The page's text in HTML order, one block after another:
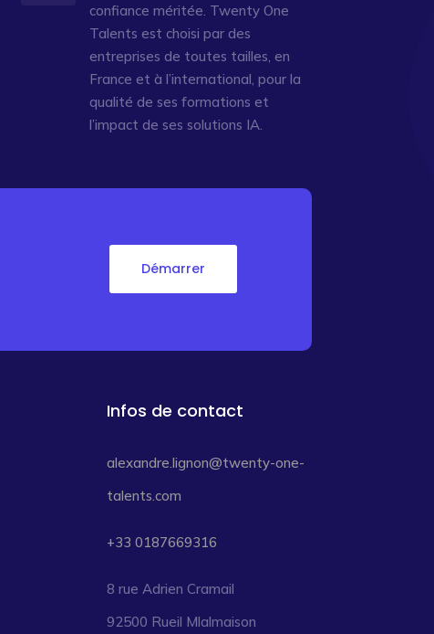
confiance méritée. Twenty One
Talents est choisi par des
entreprises de toutes tailles, en
France et à l’international, pour la
qualité de ses formations et
l’impact de ses solutions IA.
Démarrer
Infos de contact
alexandre.lignon@twenty-one-
talents.com
+33 0187669316
8 rue Adrien Cramail
92500 Rueil Mlalmaison